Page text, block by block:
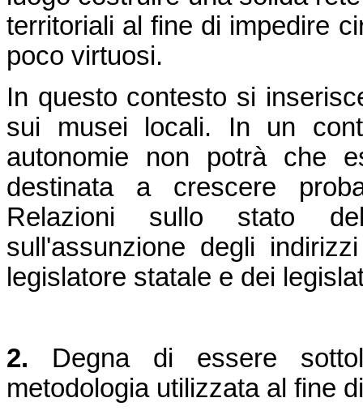
territoriali al fine di impedire
poco virtuosi.
In questo contesto si
sui musei locali. In un
autonomie non potrà che
destinata a crescere
Relazioni sullo stato
sull'assunzione degli
legislatore statale e dei
2. Degna di essere
metodologia utilizzata al fine